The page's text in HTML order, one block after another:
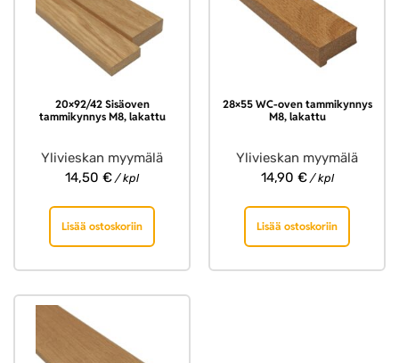
20×92/42 Sisäoven
tammikynnys M8, lakattu
Ylivieskan myymälä
14,50 € / kpl
Lisää ostoskoriin
28×55 WC-oven tammikynnys
M8, lakattu
Ylivieskan myymälä
14,90 €/ kpl
Lisää ostoskoriin